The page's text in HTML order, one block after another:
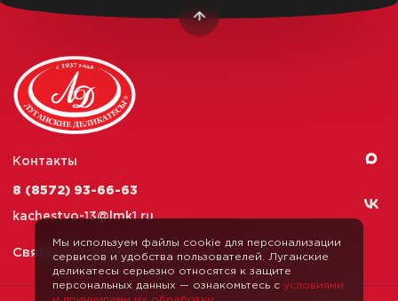
Мы используем файлы cookie для персонализации
сервисов и удобства пользователей. Луганские
деликатесы серьезно относятся к защите
персональных данных — ознакомьтесь с условиями
Контакты
8 (8572) 93-66-63
kachestvo-13@lmk1.ru
Связаться с нами